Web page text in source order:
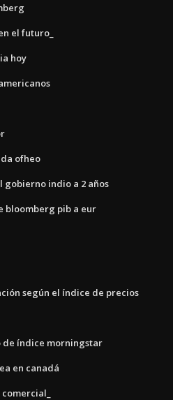
el futuro_
hoy
ofheo
gobierno indio a 2 años
bloomberg pib a eur
según el índice de precios
de índice morningstar
en canadá